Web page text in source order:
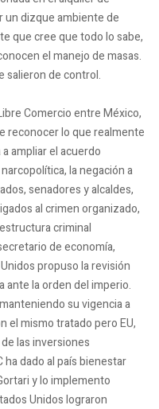
un dizque ambiente de
que cree que todo lo sabe,
el manejo de masas.
salieron de control.
Comercio entre México,
reconocer lo que realmente
ampliar el acuerdo
la negación a
senadores y alcaldes,
al crimen organizado,
criminal
de economía,
propuso la revisión
ante la orden del imperio.
su vigencia a
el mismo tratado pero EU,
las inversiones
dado al país bienestar
y lo implemento
Unidos lograron